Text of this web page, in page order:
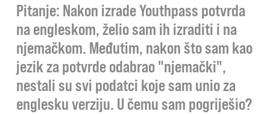
Pitanje: Nakon izrade Youthpass potvrda
na engleskom, želio sam ih izraditi i na
njemačkom. Međutim, nakon što sam kao
jezik za potvrde odabrao "njemački",
nestali su svi podatci koje sam unio za
englesku verziju. U čemu sam pogriješio?